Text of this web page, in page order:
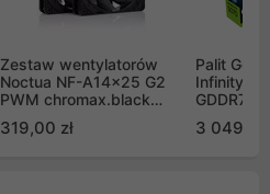
Zestaw wentylatorów
Noctua NF-A14x25 G2
PWM chromax.black
Push Pull (2szt)
319,00 zł
Palit
Infinity 3
GDDR7
GB2050S)
3 049,00